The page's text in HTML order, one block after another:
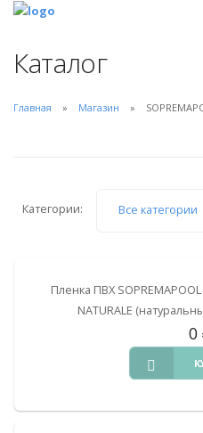
Каталог
Главная Магазин
Категории: Все категории
Пленка ПВХ
NATURALE
0